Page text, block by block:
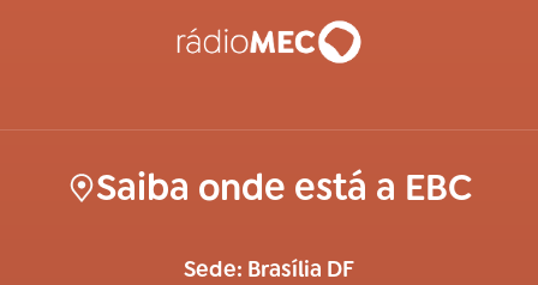
Saiba onde está a EBC
Sede: Brasília DF